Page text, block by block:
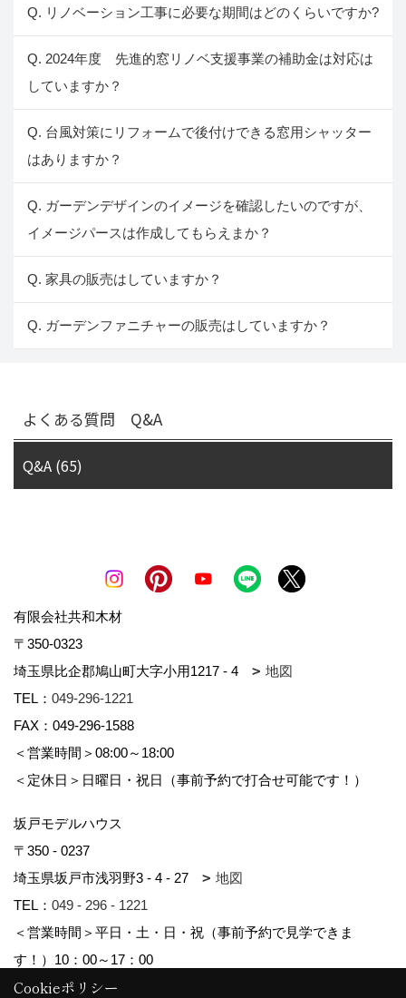
Q. リノベーション工事に必要な期間はどのくらいですか?
Q. 2024年度 先進的窓リノベ支援事業の補助金は対応は
していますか？
Q. 台風対策にリフォームで後付けできる窓用シャッター
はありますか？
Q. ガーデンデザインのイメージを確認したいのですが、
イメージパースは作成してもらえまか？
Q. 家具の販売はしていますか？
Q. ガーデンファニチャーの販売はしていますか？
よくある質問 Q&A
Q&A (65)
有限会社共和木材
〒350-0323
埼玉県比企郡鳩山町大字小用1217 - 4
地図
TEL： 049-296-1221
FAX：049-296-1588
＜営業時間＞08:00～18:00
＜定休日＞日曜日・祝日（事前予約で打合せ可能です！）
坂戸モデルハウス
〒350 - 0237
埼玉県坂戸市浅羽野3 - 4 - 27
地図
TEL： 049 - 296 - 1221
＜営業時間＞平日・土・日・祝（事前予約で見学できま
す！）10：00～17：00
Cookieポリシー